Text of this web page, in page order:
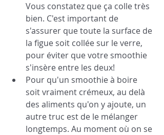
Vous constatez que ça colle très
bien. C'est important de
s'assurer que toute la surface de
la figue soit collée sur le verre,
pour éviter que votre smoothie
s'insère entre les deux!
Pour qu'un smoothie à boire
soit vraiment crémeux, au delà
des aliments qu'on y ajoute, un
autre truc est de le mélanger
longtemps. Au moment où on se